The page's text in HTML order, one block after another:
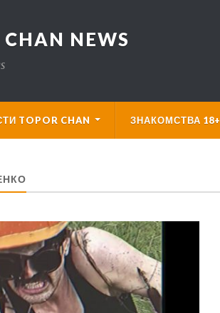
NEWS
TOPOR CHAN ЗНАКОМСТВА 18+